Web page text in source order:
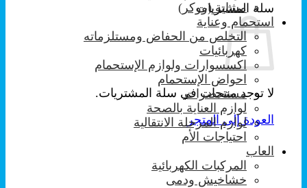
سلة المشتريات
لا توجد منتجات في سلة المشتريات.
العودة إلى المتجر
مشاية (ووكر)
استحمام وعناية
التخلص من الحفاض ومستلزماته
كهربائيات
اكسسوارات ولوازم الإستحمام
احواض الإستحمام
مستحضرات
لوازم العناية بالصحة
لوازم المرحلة الانتقالية
احتياجات الأم
العاب
المركبات الكهربائية
خشاخيش ودمى